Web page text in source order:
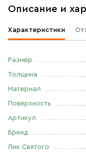
Описание и
Характеристики
Размер
Толщина
Материал
Поверхность
Артикул
Бренд
Лик Святого